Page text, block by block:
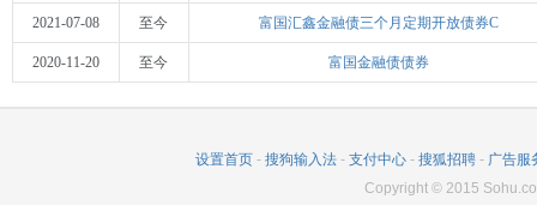
2021-07-08 至今 富国汇鑫金融债三个月定期开放债券C
2020-11-20 至今 富国金融债债券
设置首页 - 搜狗输入法 - 支付中心 - 搜狐招聘 - 广告服
Copyright© 2015